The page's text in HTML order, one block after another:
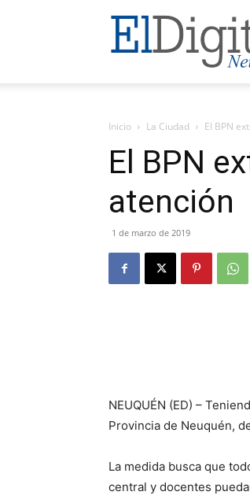
El
Digital
Neuquen
Inicio La Ciudad El BPN
El BPN
atención
1 de marzo de 2019
NEUQUÉN (ED) –
Provincia de Neuquén,
La medida busca que
central y docentes